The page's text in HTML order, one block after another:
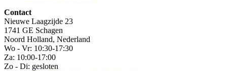
Contact
Nieuwe Laagzijde 23
1741 GE Schagen
Noord Holland, Nederland
Wo - Vr: 10:30-17:30
Za: 10:00-17:00
Zo - Di: gesloten